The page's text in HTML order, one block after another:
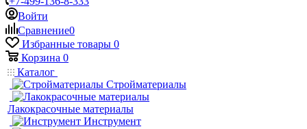
Войти
Сравнение0
Избранные товары 0
Корзина 0
Каталог
Стройматериалы
Лакокрасочные материалы
Инструмент